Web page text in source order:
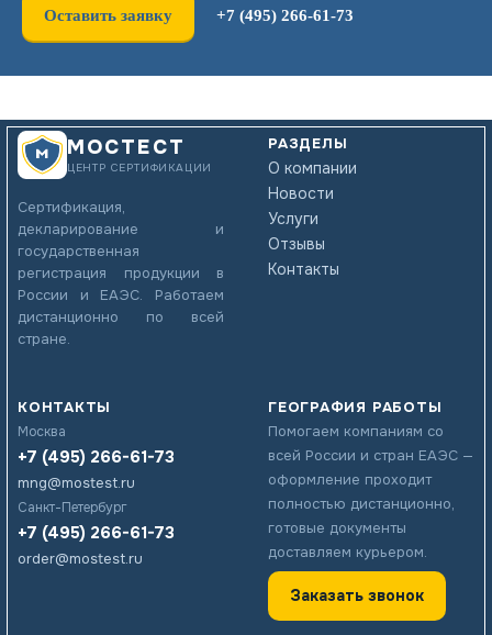
Оставить заявку +7 (495) 266-61-73
МОСТЕСТ
ЦЕНТР СЕРТИФИКАЦИИ
Сертификация,
декларирование и
государственная
регистрация продукции в
России и ЕАЭС. Работаем
дистанционно по всей
стране.
РАЗДЕЛЫ
О компании
Новости
Услуги
Отзывы
Контакты
КОНТАКТЫ
Москва
+7 (495) 266-61-73
mng@mostest.ru
Санкт-Петербург
+7 (495) 266-61-73
order@mostest.ru
ГЕОГРАФИЯ РАБОТЫ
Помогаем компаниям со
всей России и стран ЕАЭС —
оформление проходит
полностью дистанционно,
готовые документы
доставляем курьером.
Заказать звонок